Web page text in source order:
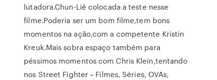
lutadora.Chun-Lié colocada a teste nesse
filme.Poderia ser um bom filme,tem bons
momentos na ação,com a competente Kristin
Kreuk.Mais sobra espaço também para
péssimos momentos com Chris Klein,tentando
nos Street Fighter ~ Filmes, Séries, OVAs,